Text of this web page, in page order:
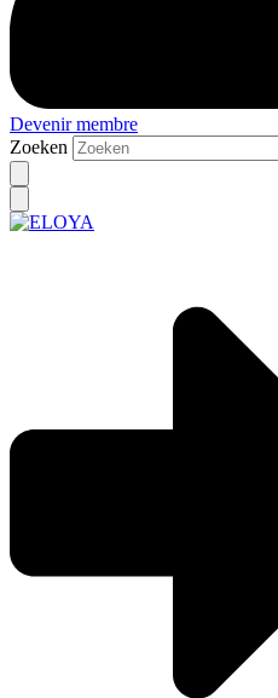
Devenir membre
Zoeken